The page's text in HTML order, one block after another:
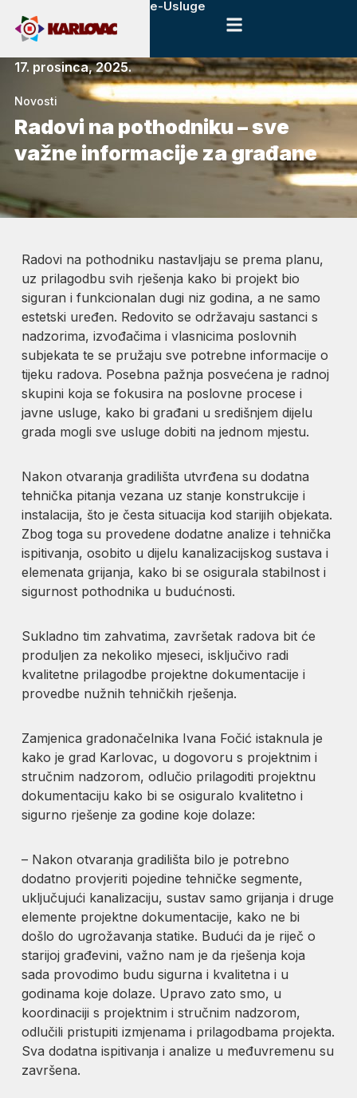
e-Usluge
17. prosinca, 2025.
Novosti
Radovi na pothodniku – sve
važne informacije za građane
Radovi na pothodniku nastavljaju se prema planu,
uz prilagodbu svih rješenja kako bi projekt bio
siguran i funkcionalan dugi niz godina, a ne samo
estetski uređen. Redovito se održavaju sastanci s
nadzorima, izvođačima i vlasnicima poslovnih
subjekata te se pružaju sve potrebne informacije o
tijeku radova. Posebna pažnja posvećena je radnoj
skupini koja se fokusira na poslovne procese i
javne usluge, kako bi građani u središnjem dijelu
grada mogli sve usluge dobiti na jednom mjestu.
Nakon otvaranja gradilišta utvrđena su dodatna
tehnička pitanja vezana uz stanje konstrukcije i
instalacija, što je česta situacija kod starijih objekata.
Zbog toga su provedene dodatne analize i tehnička
ispitivanja, osobito u dijelu kanalizacijskog sustava i
elemenata grijanja, kako bi se osigurala stabilnost i
sigurnost pothodnika u budućnosti.
Sukladno tim zahvatima, završetak radova bit će
produljen za nekoliko mjeseci, isključivo radi
kvalitetne prilagodbe projektne dokumentacije i
provedbe nužnih tehničkih rješenja.
Zamjenica gradonačelnika Ivana Fočić istaknula je
kako je grad Karlovac, u dogovoru s projektnim i
stručnim nadzorom, odlučio prilagoditi projektnu
dokumentaciju kako bi se osiguralo kvalitetno i
sigurno rješenje za godine koje dolaze:
– Nakon otvaranja gradilišta bilo je potrebno
dodatno provjeriti pojedine tehničke segmente,
uključujući kanalizaciju, sustav samo grijanja i druge
elemente projektne dokumentacije, kako ne bi
došlo do ugrožavanja statike. Budući da je riječ o
starijoj građevini, važno nam je da rješenja koja
sada provodimo budu sigurna i kvalitetna i u
godinama koje dolaze. Upravo zato smo, u
koordinaciji s projektnim i stručnim nadzorom,
odlučili pristupiti izmjenama i prilagodbama projekta.
Sva dodatna ispitivanja i analize u međuvremenu su
završena.